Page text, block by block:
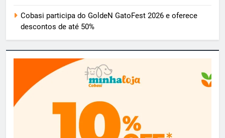
Cobasi participa do GoldeN GatoFest 2026 e oferece
descontos de até 50%